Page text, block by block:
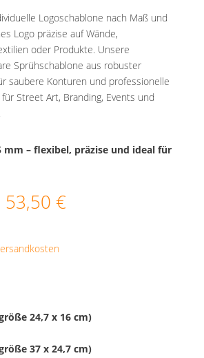
Logoschablone nach Maß und
Logo präzise auf Wände,
oder Produkte. Unsere
Sprühschablone aus robuster
saubere Konturen und professionelle
Street Art, Branding, Events und
mm – flexibel, präzise und ideal für
53,50 €
24,7 x 16 cm)
37 x 24,7 cm)